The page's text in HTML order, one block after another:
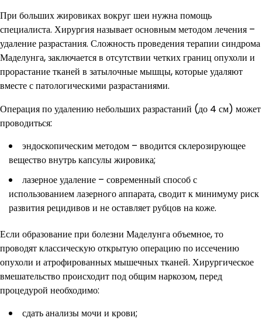
При больших жировиках вокруг шеи нужна помощь
специалиста. Хирургия называет основным методом лечения –
удаление разрастания. Сложность проведения терапии синдрома
Маделунга, заключается в отсутствии четких границ опухоли и
прорастание тканей в затылочные мышцы, которые удаляют
вместе с патологическими разрастаниями.
Операция по удалению небольших разрастаний (до 4 см) может
проводиться:
эндоскопическим методом – вводится склерозирующее
вещество внутрь капсулы жировика;
лазерное удаление – современный способ с
использованием лазерного аппарата, сводит к минимуму риск
развития рецидивов и не оставляет рубцов на коже.
Если образование при болезни Маделунга объемное, то
проводят классическую открытую операцию по иссечению
опухоли и атрофированных мышечных тканей. Хирургическое
вмешательство происходит под общим наркозом, перед
процедурой необходимо:
сдать анализы мочи и крови;